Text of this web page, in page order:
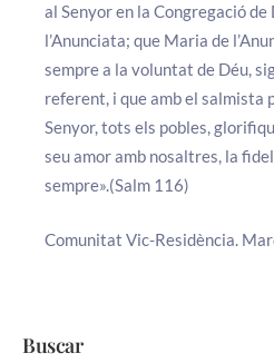
al Senyor en la Congregació de
l’Anunciata; que Maria de
sempre a la voluntat de Déu,
referent, i que amb el salmista
Senyor, tots els pobles,
seu amor amb nosaltres, la
sempre».(Salm 116)
Comunitat Vic-Residència.
Buscar